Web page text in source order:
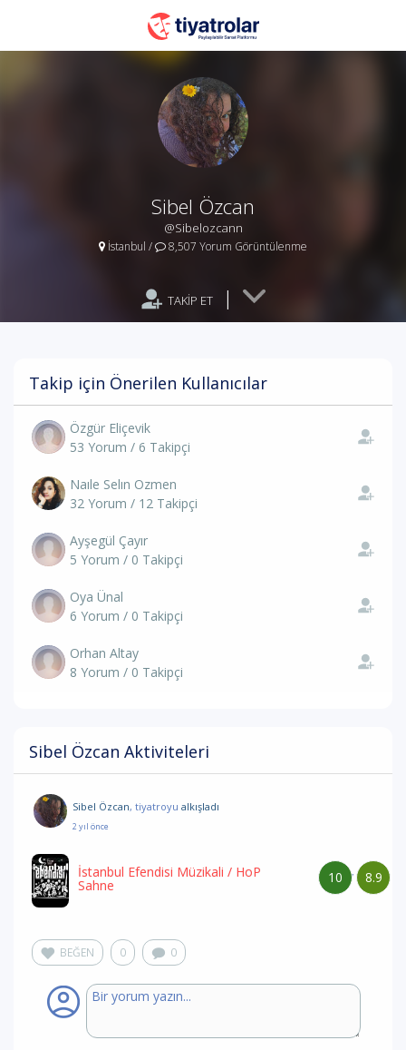
Sibel Özcan
@Sibelozcann
İstanbul / 8,507 Yorum Görüntülenme
TAKİP ET |
Takip için Önerilen Kullanıcılar
Özgür Eliçevik
53 Yorum / 6 Takipçi
Naıle Selın Ozmen
32 Yorum / 12 Takipçi
Ayşegül Çayır
5 Yorum / 0 Takipçi
Oya Ünal
6 Yorum / 0 Takipçi
Orhan Altay
8 Yorum / 0 Takipçi
Sibel Özcan Aktiviteleri
Sibel Özcan, tiyatroyu alkışladı
2 yıl önce
8.9
/
10
İstanbul Efendisi Müzikali / HoP
Sahne
BEĞEN 0 0